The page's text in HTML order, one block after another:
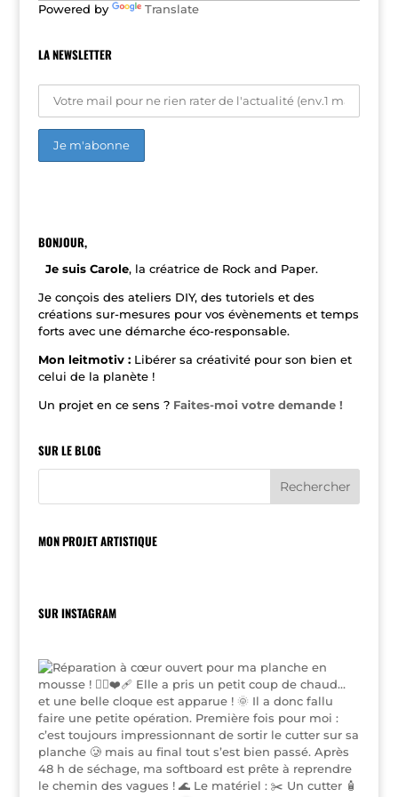
:Powered by Translate
LA NEWSLETTER
n
v
e
:
BONJOUR,
Je suis Carole, la créatrice de Rock and Paper.
Je conçois des ateliers DIY, des tutoriels et des
créations sur-mesures pour vos évènements et temps
forts avec une démarche éco-responsable.
Mon leitmotiv : Libérer sa créativité pour son bien et
celui de la planète !
Un projet en ce sens ? Faites-moi votre demande !
SUR LE BLOG
MON PROJET ARTISTIQUE
SUR INSTAGRAM